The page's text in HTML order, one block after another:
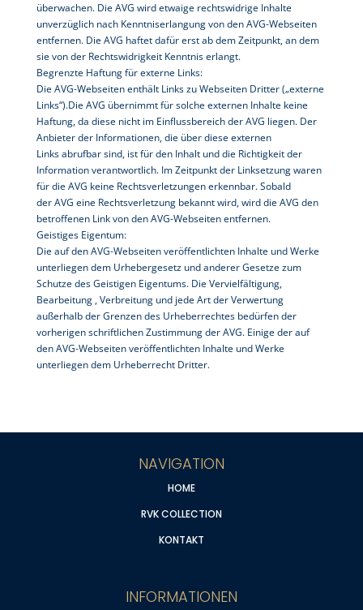
überwachen. DieAVG wird etwaige rechtswidrige Inhalte
unverzüglich nach Kenntniserlangung von denAVG-Webseiten
entfernen. DieAVG haftet dafür erst ab dem Zeitpunkt, an dem
sie von der Rechtswidrigkeit Kenntnis erlangt.
Begrenzte Haftung für externe Links:
DieAVG-Webseiten enthält Links zu Webseiten Dritter („externe
Links“).Die AVG übernimmt für solche externen Inhalte keine
Haftung, da diese nicht im Einflussbereich derAVG liegen. Der
Anbieter der Informationen, die über diese externen
Links abrufbar sind, ist für den Inhalt und die Richtigkeit der
Information verantwortlich. Im Zeitpunkt der Linksetzung waren
für dieAVG keine Rechtsverletzungen erkennbar. Sobald
derAVG eine Rechtsverletzung bekannt wird, wird die AVG den
betroffenen Link von denAVG-Webseiten entfernen.
Geistiges Eigentum:
Die auf denAVG-Webseiten veröffentlichten Inhalte und Werke
unterliegen dem Urhebergesetz und anderer Gesetze zum
Schutze des Geistigen Eigentums. Die Vervielfältigung,
Bearbeitung , Verbreitung und jede Art der Verwertung
außerhalb der Grenzen des Urheberrechtes bedürfen der
vorherigen schriftlichen Zustimmung der AVG. Einige der auf
denAVG-Webseiten veröffentlichten Inhalte und Werke
unterliegen dem Urheberrecht Dritter.
NAVIGATION
HOME
RVK COLLECTION
KONTAKT
INFORMATIONEN